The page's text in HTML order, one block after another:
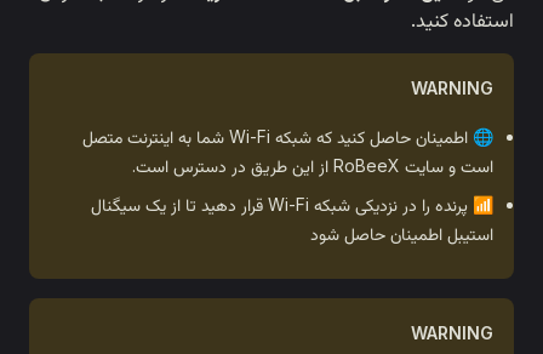
🌐 اطمینان حاصل کنید که شبکه Wi-Fi شما به اینترنت متصل
📶 پرنده را در نزدیکی شبکه Wi-Fi قرار دهید تا از یک سیگنال
شود